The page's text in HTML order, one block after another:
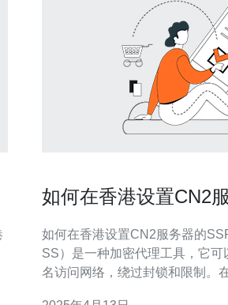
如何在香港设置CN2
如何在香港设置CN2服务器的SSR Shadowsocks（简
SS）是一种加密代理工具，它
名访问网络，绕过封锁和限制。